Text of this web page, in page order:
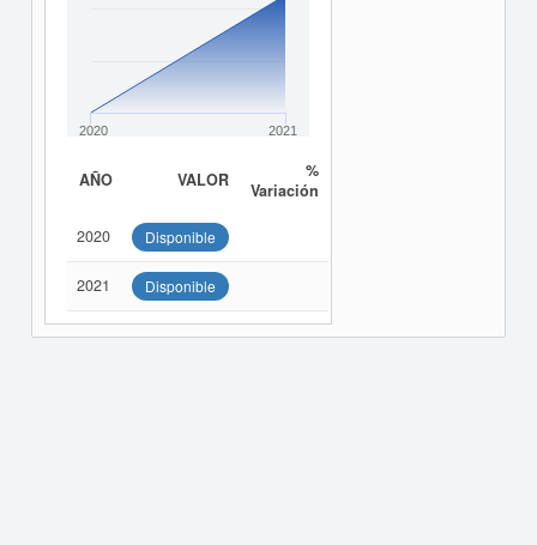
2020 2021
AÑO VALOR
%
Variación
2020 Disponible
2021 Disponible